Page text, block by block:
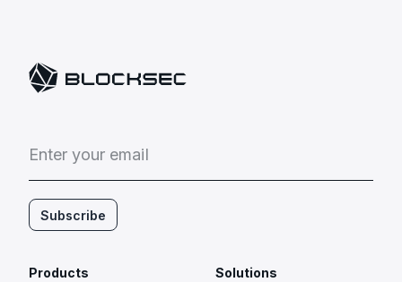
Enter your email
Subscribe
Products
Solutions